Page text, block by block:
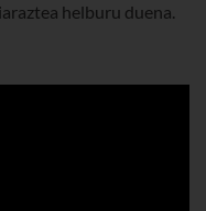
helburu duena.